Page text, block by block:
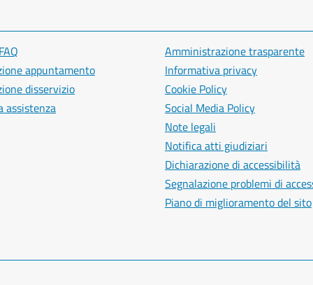
appuntamento
disservizio
assistenza
Amministrazione trasparente
Informativa privacy
Cookie Policy
Social Media Policy
Note legali
Notifica atti giudiziari
Dichiarazione di accessibilità
Segnalazione problemi di
Piano di miglioramento del sito